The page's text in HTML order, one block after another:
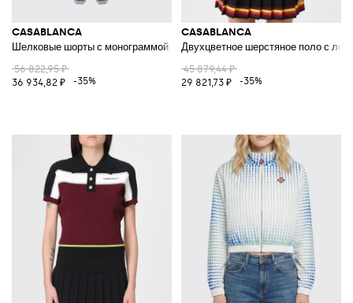
CASABLANCA
Шелковые шорты с монограммой
56 822,95 ₽
36 934,82 ₽
-35%
CASABLANCA
Двухцветное шерстяное поло с
45 879,44 ₽
29 821,73 ₽
-35%